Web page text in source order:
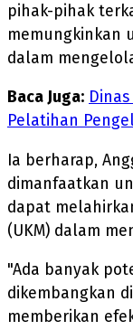
pihak-pihak
memungkinkan
dalam
Baca Juga:
Pelatihan
Ia berharap,
dimanfaatkan
dapat
(UKM) dalam
"Ada banyak
dikembangkan
memberikan